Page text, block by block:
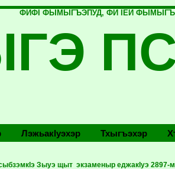
ФИФI ФЫМЫГЪЭПУД, ФИ IЕЙ
Лэжьакlуэхэр Тхыгъэхэр
Зыуэ щыт экзаменыр еджакIуэ 2897-